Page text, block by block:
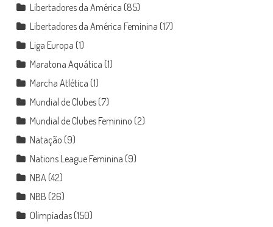
Libertadores da América (85)
Libertadores da América Feminina (17)
Liga Europa (1)
Maratona Aquática (1)
Marcha Atlética (1)
Mundial de Clubes(7)
Mundial de Clubes Feminino (2)
Natação (9)
Nations League Feminina (9)
NBA (42)
NBB (26)
Olimpíadas(150)